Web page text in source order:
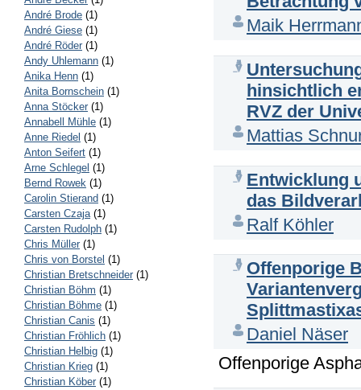
André Brode (1)
André Giese (1)
André Röder (1)
Andy Uhlemann (1)
Anika Henn (1)
Anita Bornschein (1)
Anna Stöcker (1)
Annabell Mühle (1)
Anne Riedel (1)
Anton Seifert (1)
Arne Schlegel (1)
Bernd Rowek (1)
Carolin Stierand (1)
Carsten Czaja(1)
Carsten Rudolph (1)
Chris Müller (1)
Chris von Borstel (1)
Christian Bretschneider (1)
Christian Böhm (1)
Christian Böhme (1)
Christian Canis (1)
Christian Fröhlich (1)
Christian Helbig (1)
Christian Krieg (1)
Christian Köber (1)
Maik
hinsichtlich
RVZ der
Mattias
Entwicklung
das
Ralf Köhler
Offenporige
Daniel Näser
Offenporige